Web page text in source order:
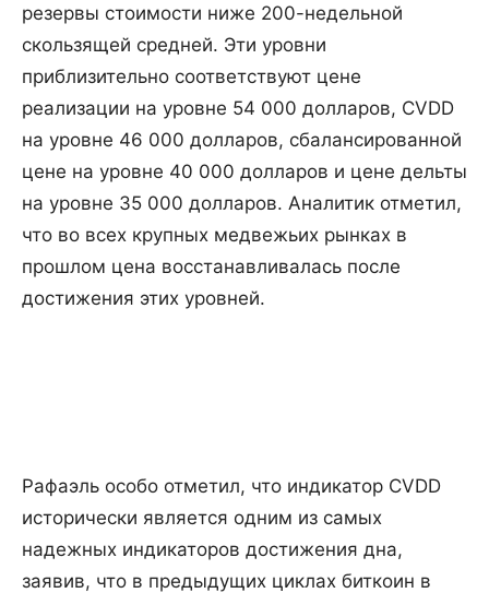
резервы стоимости ниже 200-недельной
скользящей средней. Эти уровни
приблизительно соответствуют цене
реализации на уровне 54 000 долларов, CVDD
на уровне 46 000 долларов, сбалансированной
цене на уровне 40 000 долларов и цене дельты
на уровне 35 000 долларов. Аналитик отметил,
что во всех крупных медвежьих рынках в
прошлом цена восстанавливалась после
достижения этих уровней.
Рафаэль особо отметил, что индикатор CVDD
исторически является одним из самых
надежных индикаторов достижения дна,
заявив, что в предыдущих циклах биткоин в